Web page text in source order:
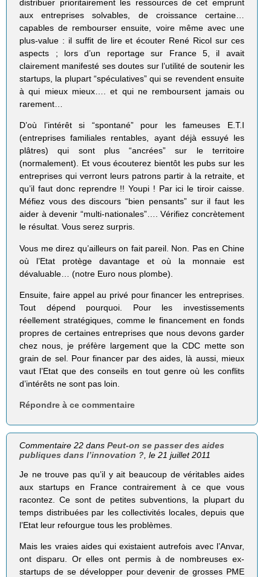
distribuer prioritairement les ressources de cet emprunt
aux entreprises solvables, de croissance certaine…
capables de rembourser ensuite, voire même avec une
plus-value : il suffit de lire et écouter René Ricol sur ces
aspects ; lors d’un reportage sur France 5, il avait
clairement manifesté ses doutes sur l’utilité de soutenir les
startups, la plupart “spéculatives” qui se revendent ensuite
à qui mieux mieux…. et qui ne remboursent jamais ou
rarement…
D’où l’intérêt si “spontané” pour les fameuses E.T.I
(entreprises familiales rentables, ayant déjà essuyé les
plâtres) qui sont plus “ancrées” sur le territoire
(normalement). Et vous écouterez bientôt les pubs sur les
entreprises qui verront leurs patrons partir à la retraite, et
qu’il faut donc reprendre !! Youpi ! Par ici le tiroir caisse.
Méfiez vous des discours “bien pensants” sur il faut les
aider à devenir “multi-nationales”…. Vérifiez concrètement
le résultat. Vous serez surpris.
Vous me direz qu’ailleurs on fait pareil. Non. Pas en Chine
où l’Etat protège davantage et où la monnaie est
dévaluable… (notre Euro nous plombe).
Ensuite, faire appel au privé pour financer les entreprises.
Tout dépend pourquoi. Pour les investissements
réellement stratégiques, comme le financement en fonds
propres de certaines entreprises que nous devons garder
chez nous, je préfère largement que la CDC mette son
grain de sel. Pour financer par des aides, là aussi, mieux
vaut l’Etat que des conseils en tout genre où les conflits
d’intérêts ne sont pas loin.
Répondre à ce commentaire
Commentaire 22 dansPeut-on se passer des aides
publiques dans l’innovation ? , le 21 juillet 2011
Je ne trouve pas qu’il y ait beaucoup de véritables aides
aux startups en France contrairement à ce que vous
racontez. Ce sont de petites subventions, la plupart du
temps distribuées par les collectivités locales, depuis que
l’Etat leur refourgue tous les problèmes.
Mais les vraies aides qui existaient autrefois avec l’Anvar,
ont disparu. Or elles ont permis à de nombreuses ex-
startups de se développer pour devenir de grosses PME